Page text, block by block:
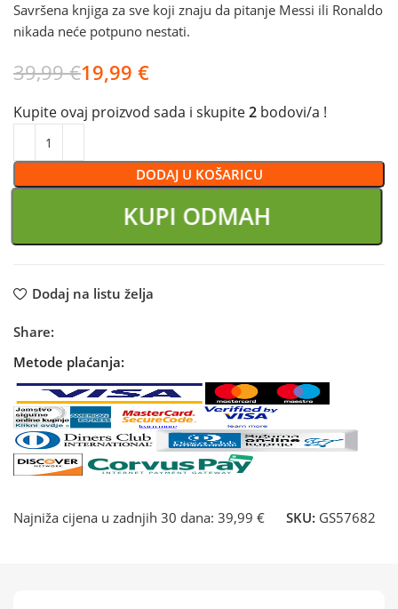
Savršena knjiga za sve koji znaju da pitanje Messi ili Ronaldo
nikada neće potpuno nestati.
39,99€19,99 €
Kupite ovaj proizvod sada i skupite2 bodovi/a !
DODAJ U KOŠARICU
KUPI ODMAH
Dodaj na listu želja
Share:
Metode plaćanja:
Najniža cijena u zadnjih 30 dana: 39,99 € SKU: GS57682